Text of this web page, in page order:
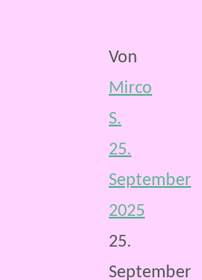
Von
Mirco
S.
25.
September
2025
25.
September